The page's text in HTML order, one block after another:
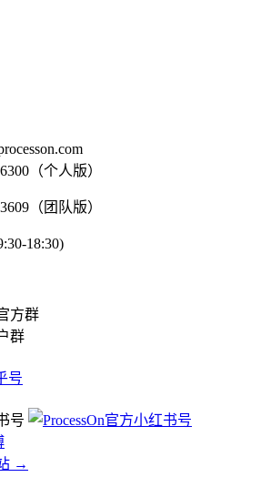
（个人版）
（团队版）
18:30)
群
→